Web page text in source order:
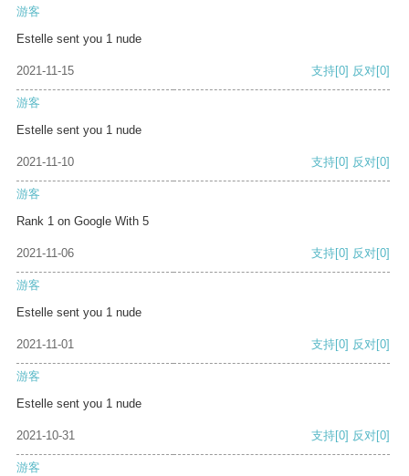
游客
Estelle sent you 1 nude
2021-11-15 支持[0] 反对[0]
游客
Estelle sent you 1 nude
2021-11-10 支持[0] 反对[0]
游客
Rank 1 on Google With 5
2021-11-06 支持[0] 反对[0]
游客
Estelle sent you 1 nude
2021-11-01 支持[0] 反对[0]
游客
Estelle sent you 1 nude
2021-10-31 支持[0] 反对[0]
游客